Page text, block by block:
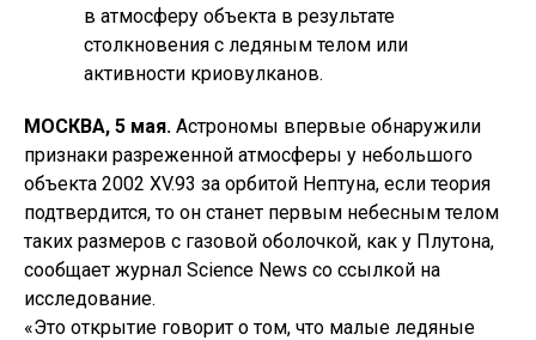
в атмосферу объекта в результате
столкновения с ледяным телом или
активности криовулканов.
МОСКВА, 5 мая. Астрономы впервые обнаружили
признаки разреженной атмосферы у небольшого
объекта 2002 XV.93 за орбитой Нептуна, если теория
подтвердится, то он станет первым небесным телом
таких размеров с газовой оболочкой, как у Плутона,
сообщает журнал Science News со ссылкой на
исследование.
«Это открытие говорит о том, что малые ледяные